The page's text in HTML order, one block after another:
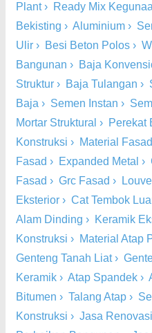
Plant› Ready Mix
Bekisting › Aluminium ›
Ulir › Besi Beton Polos ›
Bangunan › Baja
Struktur › Baja Tulangan ›
Baja › Semen Instan ›
Mortar Struktural › Perekat
Konstruksi › Material
Fasad › Expanded Metal ›
Fasad › Grc Fasad ›
Eksterior › Cat Tembok
Alam Dinding › Keramik
Konstruksi › Material Atap
Genteng Tanah Liat›
Keramik › Atap Spandek ›
Bitumen › Talang Atap ›
Konstruksi › Jasa Renovasi